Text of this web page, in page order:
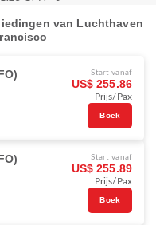
van Luchthaven
Start vanaf
US$ 255.86
Prijs/Pax
Boek
Start vanaf
US$ 255.89
Prijs/Pax
Boek